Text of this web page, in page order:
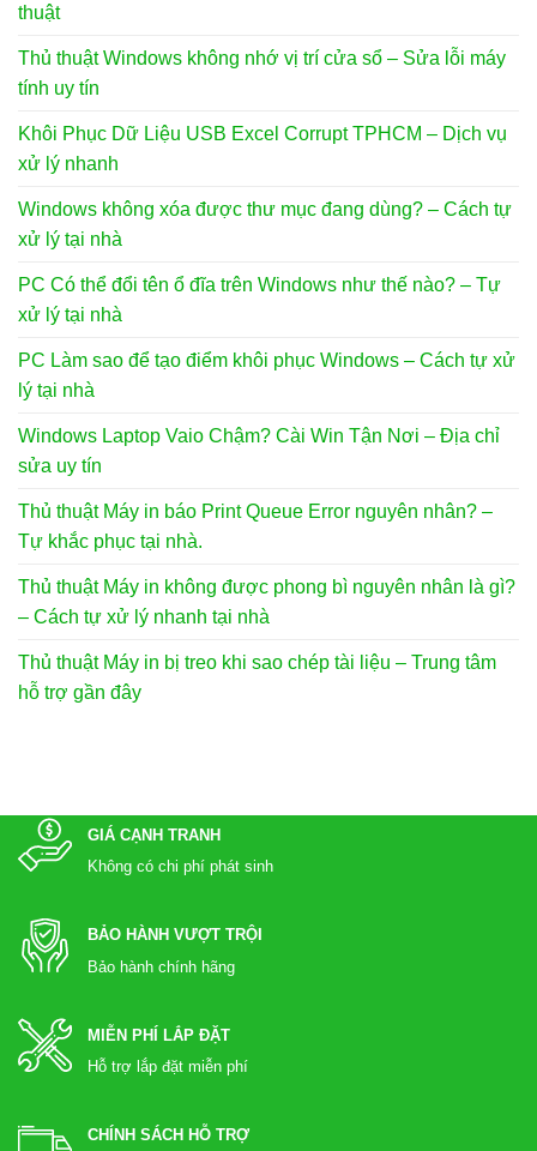
thuật
Thủ thuật Windows không nhớ vị trí cửa sổ – Sửa lỗi máy
tính uy tín
Khôi Phục Dữ Liệu USB Excel Corrupt TPHCM – Dịch vụ
xử lý nhanh
Windows không xóa được thư mục đang dùng? – Cách tự
xử lý tại nhà
PC Có thể đổi tên ổ đĩa trên Windows như thế nào? – Tự
xử lý tại nhà
PC Làm sao để tạo điểm khôi phục Windows – Cách tự xử
lý tại nhà
Windows Laptop Vaio Chậm? Cài Win Tận Nơi – Địa chỉ
sửa uy tín
Thủ thuật Máy in báo Print Queue Error nguyên nhân? –
Tự khắc phục tại nhà.
Thủ thuật Máy in không được phong bì nguyên nhân là gì?
– Cách tự xử lý nhanh tại nhà
Thủ thuật Máy in bị treo khi sao chép tài liệu – Trung tâm
hỗ trợ gần đây
GIÁ CẠNH TRANH
Không có chi phí phát sinh
BẢO HÀNH VƯỢT TRỘI
Bảo hành chính hãng
MIỄN PHÍ LẮP ĐẶT
Hỗ trợ lắp đặt miễn phí
CHÍNH SÁCH HỖ TRỢ